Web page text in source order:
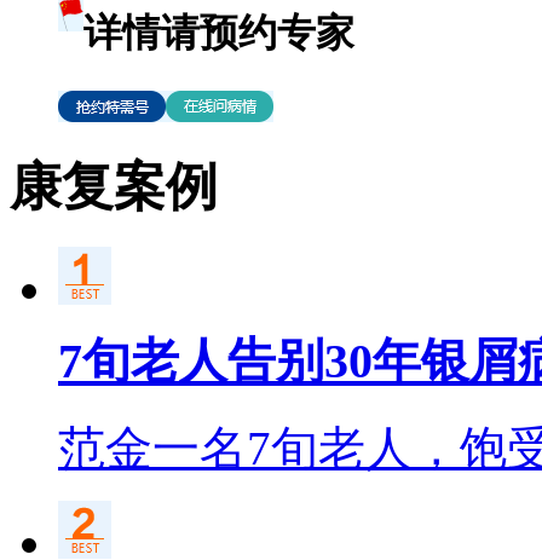
详情请预约专家
康复案例
7旬老人告别30年银屑
范金一名7旬老人，饱